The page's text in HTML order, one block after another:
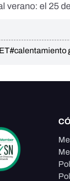
verano: el 25
#calentamiento